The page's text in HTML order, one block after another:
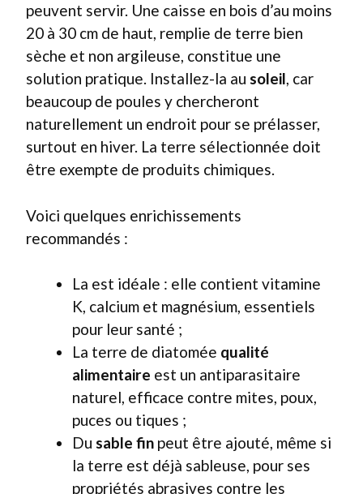
peuvent servir. Une caisse en bois d’au moins
20 à 30 cm de haut, remplie de terre bien
sèche et non argileuse, constitue une
solution pratique. Installez-la au soleil, car
beaucoup de poules y chercheront
naturellement un endroit pour se prélasser,
surtout en hiver. La terre sélectionnée doit
être exempte de produits chimiques.
Voici quelques enrichissements
recommandés :
La est idéale : elle contient vitamine
K, calcium et magnésium, essentiels
pour leur santé ;
La terre de diatomée qualité
alimentaire est un antiparasitaire
naturel, efficace contre mites, poux,
puces ou tiques ;
Du sable fin peut être ajouté, même si
la terre est déjà sableuse, pour ses
propriétés abrasives contre les